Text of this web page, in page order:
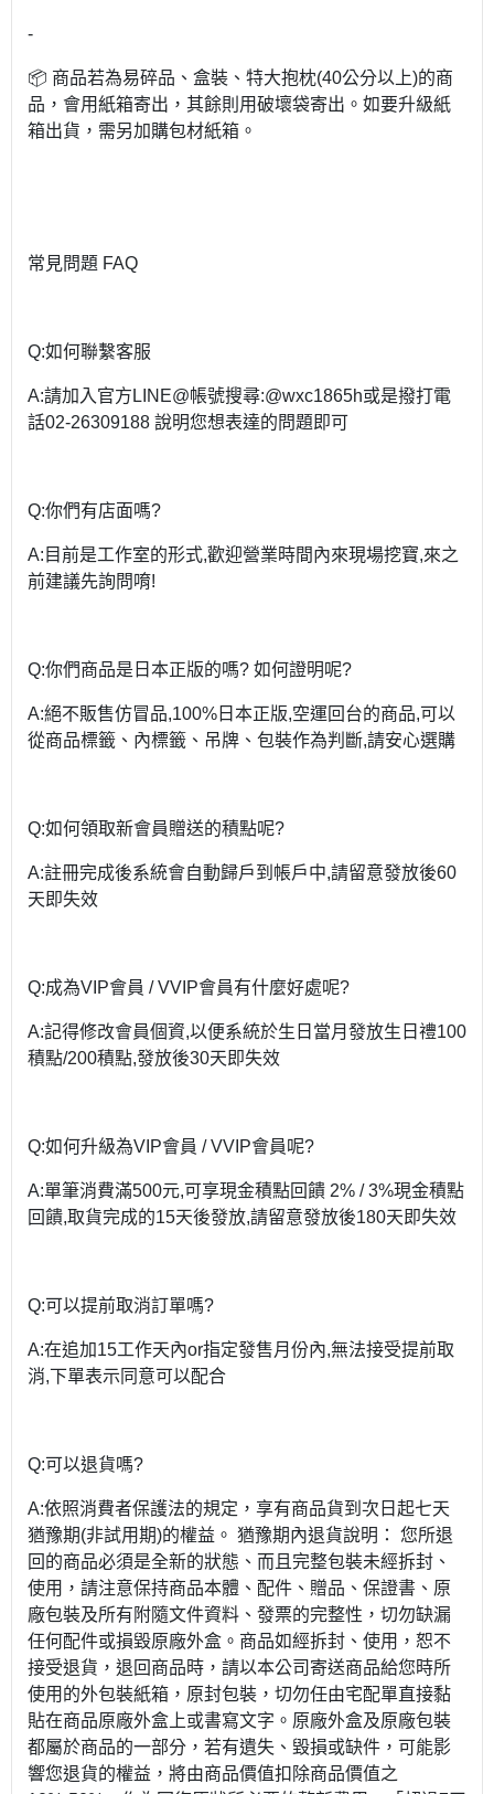
-
📦 商品若為易碎品、盒裝、特大抱枕(40公分以上)的商
品，會用紙箱寄出，其餘則用破壞袋寄出。如要升級紙
箱出貨，需另加購包材紙箱。
常見問題 FAQ
Q:如何聯繫客服
A:請加入官方LINE@帳號搜尋:@wxc1865h或是撥打電
話02-26309188 說明您想表達的問題即可
Q:你們有店面嗎?
A:目前是工作室的形式,歡迎營業時間內來現場挖寶,來之
前建議先詢問唷!
Q:你們商品是日本正版的嗎? 如何證明呢?
A:絕不販售仿冒品,100%日本正版,空運回台的商品,可以
從商品標籤、內標籤、吊牌、包裝作為判斷,請安心選購
Q:如何領取新會員贈送的積點呢?
A:註冊完成後系統會自動歸戶到帳戶中,請留意發放後60
天即失效
Q:成為VIP會員 / VVIP會員有什麼好處呢?
A:記得修改會員個資,以便系統於生日當月發放生日禮100
積點/200積點,發放後30天即失效
Q:如何升級為VIP會員 / VVIP會員呢?
A:單筆消費滿500元,可享現金積點回饋 2% / 3%現金積點
回饋,取貨完成的15天後發放,請留意發放後180天即失效
Q:可以提前取消訂單嗎?
A:在追加15工作天內or指定發售月份內,無法接受提前取
消,下單表示同意可以配合
Q:可以退貨嗎?
A:依照消費者保護法的規定，享有商品貨到次日起七天
猶豫期(非試用期)的權益。 猶豫期內退貨說明： 您所退
回的商品必須是全新的狀態、而且完整包裝未經拆封、
使用，請注意保持商品本體、配件、贈品、保證書、原
廠包裝及所有附隨文件資料、發票的完整性，切勿缺漏
任何配件或損毀原廠外盒。商品如經拆封、使用，恕不
接受退貨，退回商品時，請以本公司寄送商品給您時所
使用的外包裝紙箱，原封包裝，切勿任由宅配單直接黏
貼在商品原廠外盒上或書寫文字。原廠外盒及原廠包裝
都屬於商品的一部分，若有遺失、毀損或缺件，可能影
響您退貨的權益，將由商品價值扣除商品價值之